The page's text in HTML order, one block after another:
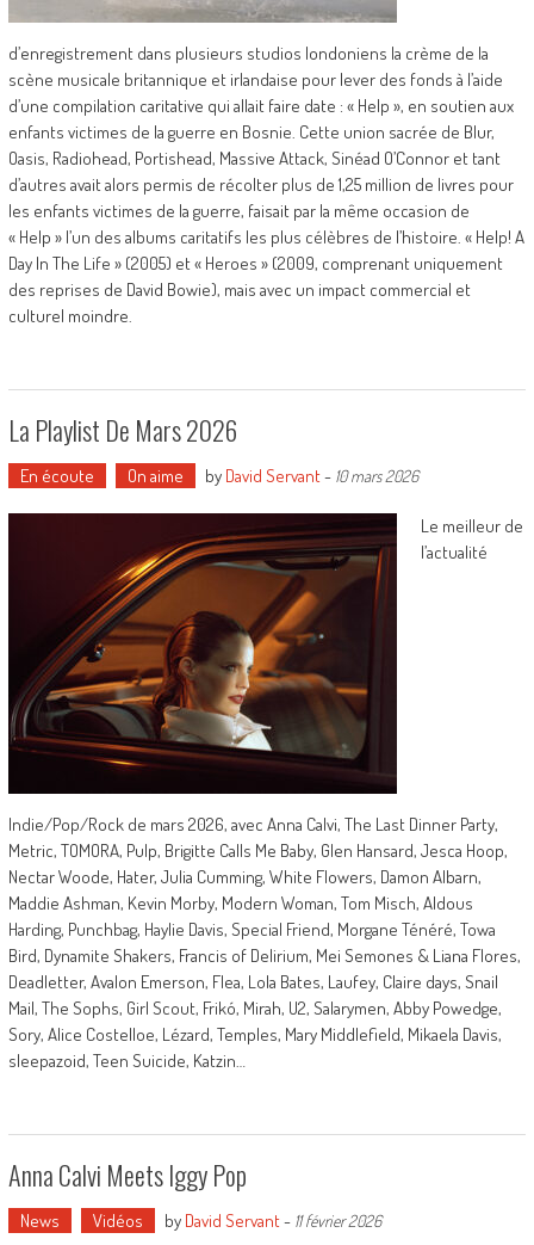
d’enregistrement dans plusieurs studios londoniens la crème de la
scène musicale britannique et irlandaise pour lever des fonds à l’aide
d’une compilation caritative qui allait faire date : « Help », en soutien aux
enfants victimes de la guerre en Bosnie. Cette union sacrée de Blur,
Oasis, Radiohead, Portishead, Massive Attack, Sinéad O’Connor et tant
d’autres avait alors permis de récolter plus de 1,25 million de livres pour
les enfants victimes de la guerre, faisait par la même occasion de
« Help » l’un des albums caritatifs les plus célèbres de l’histoire. « Help! A
Day In The Life » (2005) et « Heroes » (2009, comprenant uniquement
des reprises de David Bowie), mais avec un impact commercial et
culturel moindre.
La Playlist De Mars 2026
En écoute On aime by David Servant- 10 mars 2026
Le meilleur de
l’actualité
Indie/Pop/Rock de mars 2026, avec Anna Calvi, The Last Dinner Party,
Metric, TOMORA, Pulp, Brigitte Calls Me Baby, Glen Hansard, Jesca Hoop,
Nectar Woode, Hater, Julia Cumming, White Flowers, Damon Albarn,
Maddie Ashman, Kevin Morby, Modern Woman, Tom Misch, Aldous
Harding, Punchbag, Haylie Davis, Special Friend, Morgane Ténéré, Towa
Bird, Dynamite Shakers, Francis of Delirium, Mei Semones & Liana Flores,
Deadletter, Avalon Emerson, Flea, Lola Bates, Laufey, Claire days, Snail
Mail, The Sophs, Girl Scout, Frikó, Mirah, U2, Salarymen, Abby Powedge,
Sory, Alice Costelloe, Lézard, Temples, Mary Middlefield, Mikaela Davis,
sleepazoid, Teen Suicide, Katzin…
Anna Calvi Meets Iggy Pop
News Vidéos by David Servant- 11 février 2026